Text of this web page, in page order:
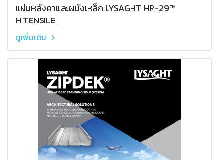
แผ่นหลังคาและผนังเหล็ก LYSAGHT HR-29™
HITENSILE
ดูเพิ่มเติม